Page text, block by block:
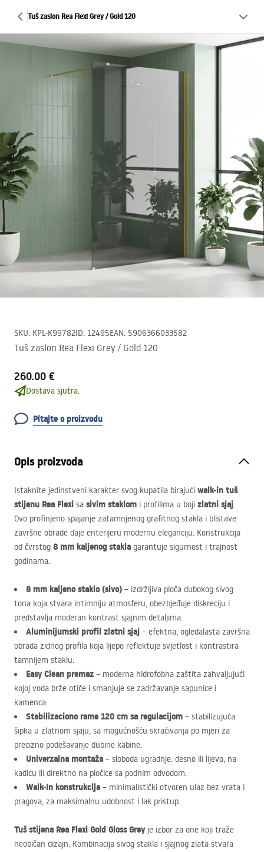
Tuš zaslon Rea Flexi Grey / Gold 120
SKU: KPL-K99782ID: 12495EAN: 5906366033582
Tuš zaslon Rea Flexi Grey / Gold 120
260.00 €
Dostava sjutra.
Pitajte o proizvodu
Opis proizvoda
Istaknite jedinstveni karakter svog kupatila birajući walk-in tuš
stijenu Rea Flexi sa sivim staklom i profilima u boji zlatni sjaj.
Ovo profinjeno spajanje zatamnjenog grafitnog stakla i blistave
završne obrade daje enterijeru modernu eleganciju. Konstrukcija
od čvrstog 8 mm kaljenog stakla garantuje sigurnost i trajnost
godinama.
8 mm kaljeno staklo (sivo) – izdržljiva ploča dubokog sivog
tona koja stvara intimniju atmosferu, obezbjeđuje diskreciju i
predstavlja moderan kontrast sjajnim detaljima.
Aluminijumski profil zlatni sjaj – efektna, ogledalasta završna
obrada zidnog profila koja lijepo reflektuje svjetlost i kontrastira
tamnijem staklu.
Easy Clean premaz – moderna hidrofobna zaštita zahvaljujući
kojoj voda brže otiče i smanjuje se zadržavanje sapunice i
kamenca.
Stabilizaciono rame 120 cm sa regulacijom – stabilizujuća
šipka u zlatnom sjaju, sa mogućnošću skraćivanja po mjeri za
precizno podešavanje dubine kabine.
Univerzalna montaža – sloboda ugradnje: desno ili lijevo, na
kadicu ili direktno na pločice sa podnim odvodom.
Walk-In konstrukcija – minimalistički otvoren ulaz bez vrata i
pragova, za maksimalnu udobnost i lak pristup.
Tuš stijena Rea Flexi Gold Gloss Greyje izbor za one koji traže
neobičan dizajn. Kombinacija sivog stakla i sjajnog zlata stvara